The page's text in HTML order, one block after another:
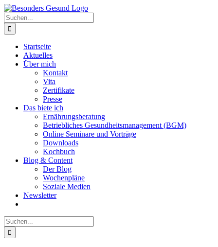
Zum
Inhalt
springen
Suche
nach:
Startseite
Aktuelles
Über mich
Kontakt
Vita
Zertifikate
Presse
Das biete ich
Ernährungsberatung
Betriebliches Gesundheitsmanagement (BGM)
Online Seminare und Vorträge
Downloads
Kochbuch
Blog & Content
Der Blog
Wochenpläne
Soziale Medien
Newsletter
Suche
nach: